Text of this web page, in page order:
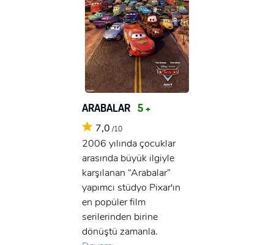
GIRIŞ
ÜYE OL
GIRIŞ
ARABALAR 5 +
7,0 /10
2006 yılında çocuklar
arasında büyük ilgiyle
karşılanan “Arabalar”
yapımcı stüdyo Pixar'ın
en popüler film
serilerinden birine
dönüştü zamanla.